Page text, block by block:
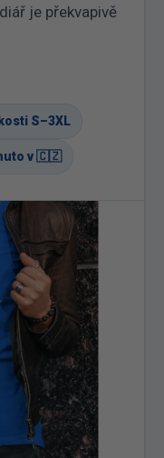
je překvapivě
S–3XL
v 🇨🇿